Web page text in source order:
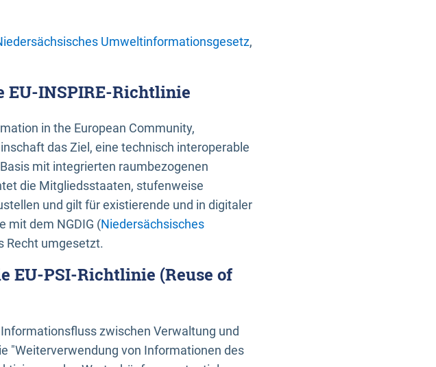
Umweltinformationsgesetz,
EU-INSPIRE-Richtlinie
in the European Community,
das Ziel, eine technisch interoperable
mit integrierten raumbezogenen
die Mitgliedsstaaten, stufenweise
und gilt für existierende und in digitaler
mit dem NGDIG (Niedersächsisches
Recht umgesetzt.
EU-PSI-Richtlinie (Reuse of
zwischen Verwaltung und
"Weiterverwendung von Informationen des